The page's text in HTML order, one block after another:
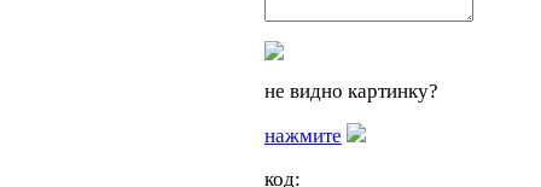
не видно картинку?
нажмите
код: